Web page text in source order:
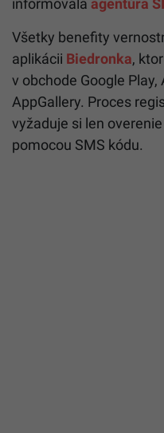
Všetky benefity
aplikácii Biedronka,
v obchode Google
AppGallery. Proces
vyžaduje si len
pomocou SMS kódu.